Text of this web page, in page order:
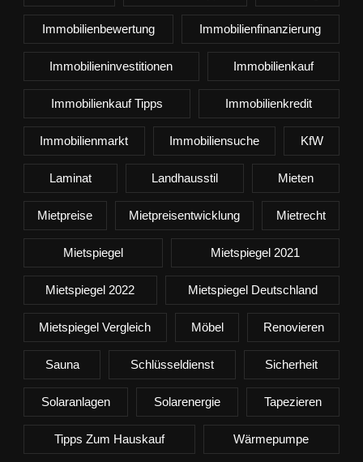
Immobilienbewertung Immobilienfinanzierung
Immobilieninvestitionen Immobilienkauf
Immobilienkauf Tipps Immobilienkredit
Immobilienmarkt Immobiliensuche KfW
Laminat Landhausstil Mieten
Mietpreise Mietpreisentwicklung Mietrecht
Mietspiegel Mietspiegel 2021
Mietspiegel 2022 Mietspiegel Deutschland
Mietspiegel Vergleich Möbel Renovieren
Sauna Schlüsseldienst Sicherheit
Solaranlagen Solarenergie Tapezieren
Tipps Zum Hauskauf Wärmepumpe